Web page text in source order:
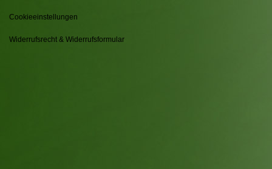
Cookieeinstellungen
Widerrufsrecht & Widerrufsformular